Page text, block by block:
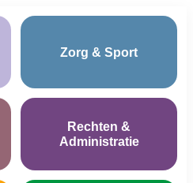
Zorg & Sport
Rechten &
Administratie